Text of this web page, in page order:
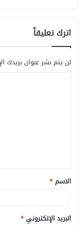
اترك تعليقاً
لن يتم نشر عنوان بريدك
ق
*
الاسم *
البريد الإلكتروني *